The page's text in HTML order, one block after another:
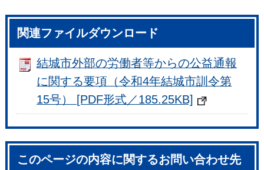
関連ファイルダウンロード
結城市外部の労働者等からの公益通報
に関する要項（令和4年結城市訓令第
15号） [PDF形式／185.25KB]
このページの内容に関するお問い合わせ先